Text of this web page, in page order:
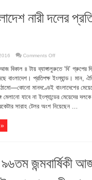
নারী দলের
Comments Offon
বাংলাদেশ
নারী
দলের
ইংল্যান্ড
বিকাল ৪ টায় ব্যাঙ্গালুরুতে ‘বি’ গ্রুপের
বাংলাদেশ। প্রতিপক্ষ ইংল্যান্ড। মান,
মানদণ্ডেই বাংলাদেশের
মেলানো যাবে না ইংল্যান্ডের মেয়েদের
সারাহ টেলর অংশ নিয়েছেন ...
জন্মবার্ষিকী